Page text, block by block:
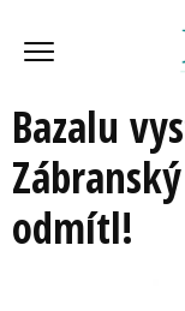
Bazalu
odmítl!